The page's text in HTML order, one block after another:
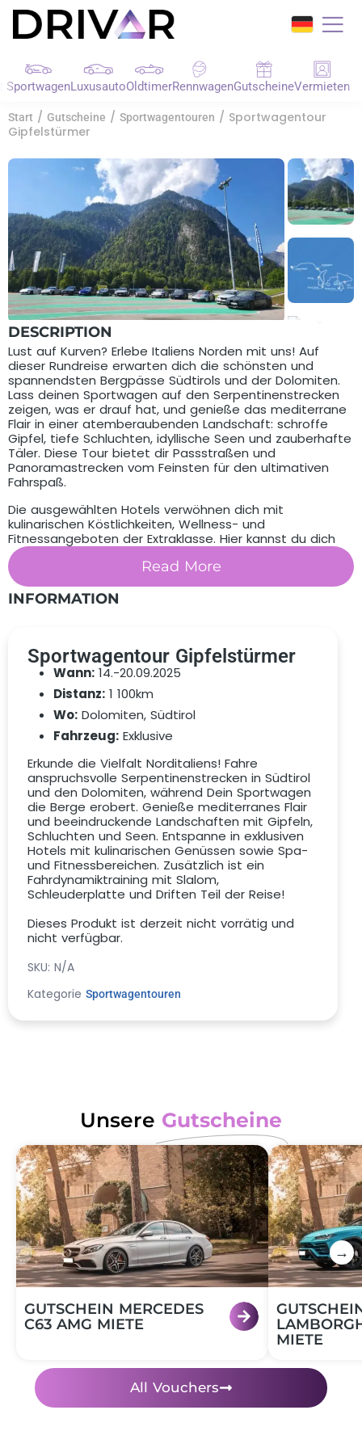
SportwagenLuxusautoOldtimerRennwagenGutscheineVermieten
Start / Gutscheine / Sportwagentouren / Sportwagentour
Gipfelstürmer
DESCRIPTION
Lust auf Kurven? Erlebe Italiens Norden mit uns! Auf
dieser Rundreise erwarten dich die schönsten und
spannendsten Bergpässe Südtirols und der Dolomiten.
Lass deinen Sportwagen auf den Serpentinenstrecken
zeigen, was er drauf hat, und genieße das mediterrane
Flair in einer atemberaubenden Landschaft: schroffe
Gipfel, tiefe Schluchten, idyllische Seen und zauberhafte
Täler. Diese Tour bietet dir Passstraßen und
Panoramastrecken vom Feinsten für den ultimativen
Fahrspaß.
Die ausgewählten Hotels verwöhnen dich mit
kulinarischen Köstlichkeiten, Wellness- und
Fitnessangeboten der Extraklasse. Hier kannst du dich
entspannen, erholen und die Eindrücke des Tages Revue
passieren lassen, bevor du dich am nächsten Tag
wieder ins Abenteuer stürzt. Du brauchst dich um nichts
zu kümmern, nur um dich und dein Sportwagenerlebnis.
Read More
INFORMATION
Sportwagentour Gipfelstürmer
Wann: 14.-20.09.2025
Distanz: 1 100km
Wo: Dolomiten, Südtirol
Fahrzeug: Exklusive
Erkunde die Vielfalt Norditaliens! Fahre
anspruchsvolle Serpentinenstrecken in Südtirol
und den Dolomiten, während Dein Sportwagen
die Berge erobert. Genieße mediterranes Flair
und beeindruckende Landschaften mit Gipfeln,
Schluchten und Seen. Entspanne in exklusiven
Hotels mit kulinarischen Genüssen sowie Spa-
und Fitnessbereichen. Zusätzlich ist ein
Fahrdynamiktraining mit Slalom,
Schleuderplatte und Driften Teil der Reise!
Dieses Produkt ist derzeit nicht vorrätig und
nicht verfügbar.
SKU: N/A
Kategorie Sportwagentouren
Unsere Gutscheine
←
GUTSCHEIN MERCEDES
C63 AMG MIETE
MIETE
→
All Vouchers